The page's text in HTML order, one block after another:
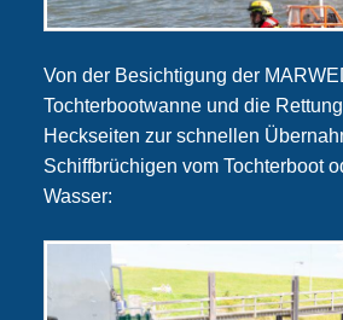
Von der Besichtigung der
Tochterbootwanne und die
Heckseiten zur schnellen
Schiffbrüchigen vom Tochterboot
Wasser: